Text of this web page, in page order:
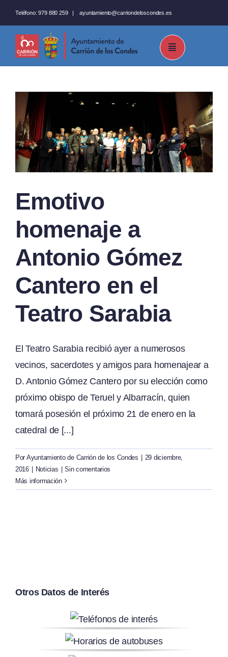
al
contenido
Teléfono: 979 880 259 |ayuntamiento@carriondeloscondes.es
Emotivo
homenaje a
Antonio Gómez
Cantero en el
Teatro Sarabia
El Teatro Sarabia recibió ayer a numerosos
vecinos, sacerdotes y amigos para homenajear a
D. Antonio Gómez Cantero por su elección como
próximo obispo de Teruel y Albarracín, quien
tomará posesión el próximo 21 de enero en la
catedral de [...]
Por Ayuntamiento de Carrión de los Condes
29 diciembre,
2016
Noticias
Sin comentarios
Más información
Otros Datos de Interés